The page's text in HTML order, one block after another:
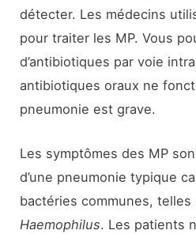
détecter. Les médecins
pour traiter les MP. Vous
d’antibiotiques par voie
antibiotiques oraux ne
pneumonie est grave.
Les symptômes des MP
d’une pneumonie typique
bactéries communes,
Haemophilus. Les patients